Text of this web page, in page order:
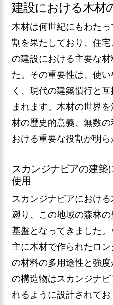
建設における木材
木材は何世紀にもわた
割を果たしており、住
の建設における主要な
た。その重要性は、使
く、現代の建築慣行と
まれます。木材の世界
材の歴史的意義、無数
おける重要な役割が明ら
スカンジナビアの建築
使用
スカンジナビアにおけ
遡り、この地域の森林
基盤となってきました。
主に木材で作られたロ
の材料の多用途性と強
の構造物はスカンジナ
れるように設計されて